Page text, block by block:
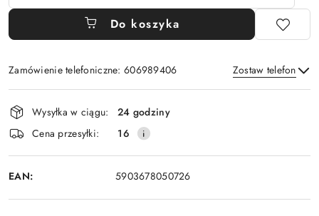
Do koszyka
Zamówienie telefoniczne: 606989406 Zostaw telefon
Wyślij
Dostępność
i
dostawa
Wysyłka w ciągu:
24 godziny
Cena przesyłki:
16
EAN: 5903678050726